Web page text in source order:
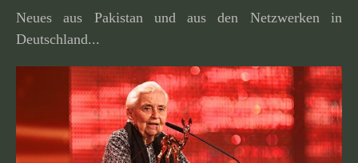
Neues aus Pakistan und aus den Netzwerken in
Deutschland...